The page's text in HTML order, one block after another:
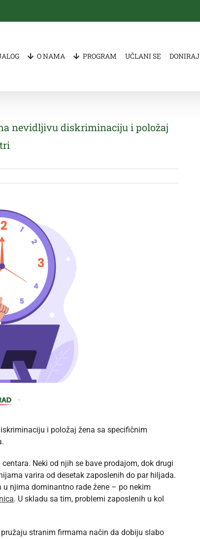
O NAMA PROGRAM UČLANI SE DONIRAJ
nevidljivu diskriminaciju i položaj
i položaj žena sa specifičnim
Neki od njih se bave prodajom, dok drugi
varira od desetak zaposlenih do par hiljada.
njima dominantno rade žene – po nekim
. U skladu sa tim, problemi zaposlenih u kol
stranim firmama način da dobiju slabo